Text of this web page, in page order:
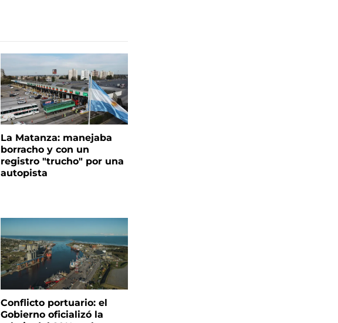
La Matanza: manejaba
borracho y con un
registro "trucho" por una
autopista
Conflicto portuario: el
Gobierno oficializó la